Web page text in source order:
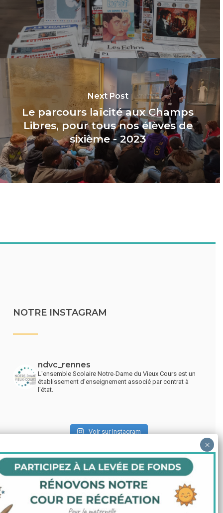
Next Post
Le parcours laïcité aux Champs
Libres, pour tous nos élèves de
sixième - 2023
NOTRE INSTAGRAM
ndvc_rennes
L'ensemble Scolaire Notre-Dame du Vieux Cours est un
établissement d'enseignement associé par contrat à
l'état.
Voir sur Instagram
LIENS UTILES